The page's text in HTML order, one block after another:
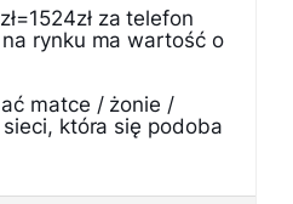
za telefon
rynku ma wartość o
matce / żonie /
która się podoba